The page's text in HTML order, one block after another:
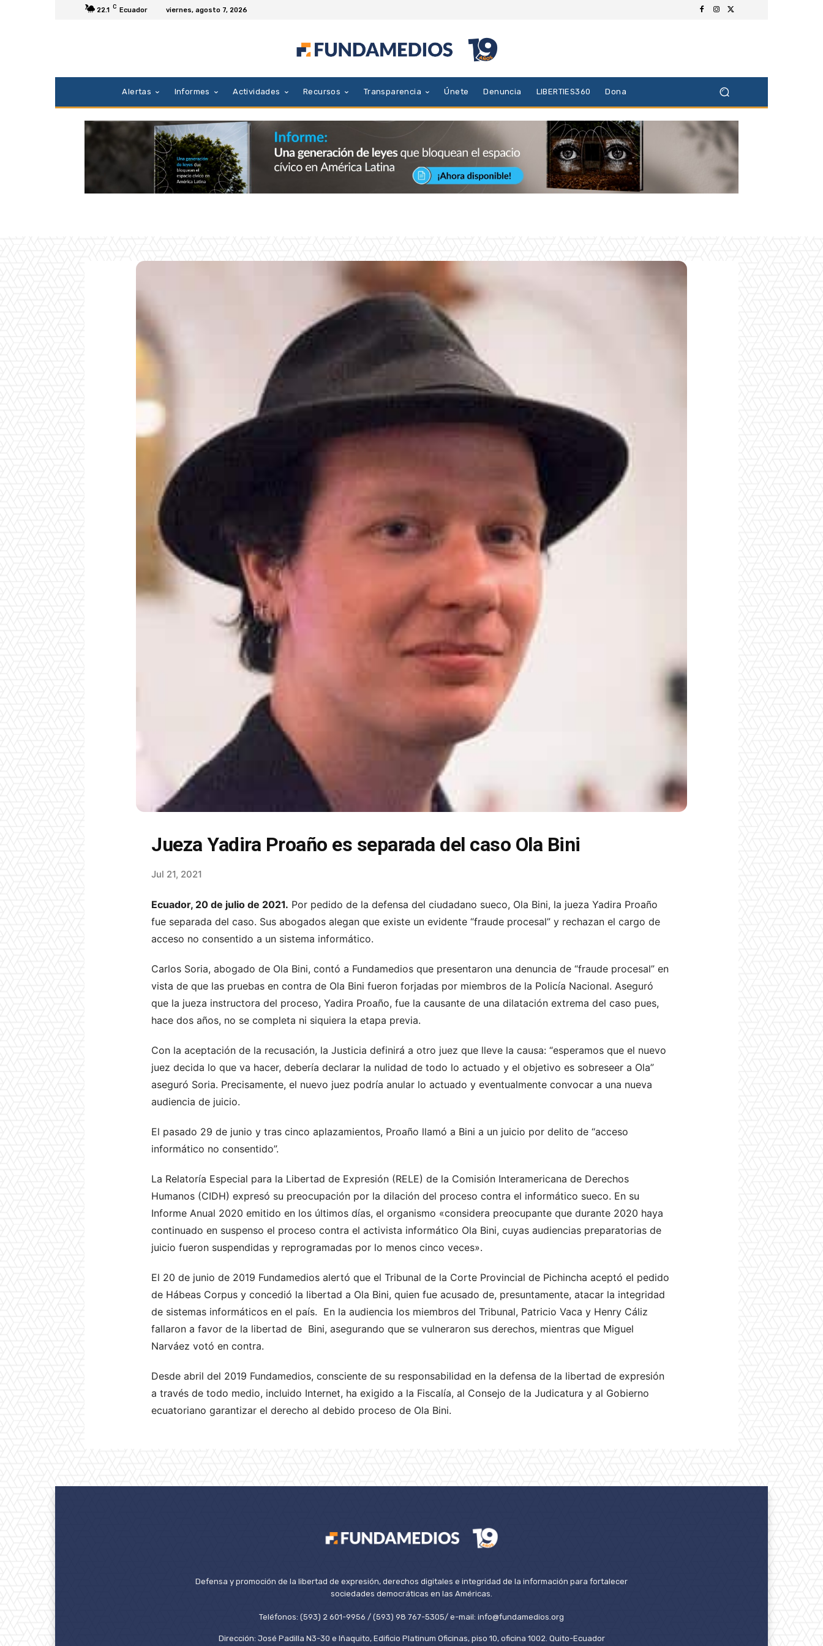
22.1 C Ecuador viernes, agosto 7, 2026
Alertas Informes Actividades Recursos Transparencia Únete Denuncia LIBERTIES360 Dona
Jueza Yadira Proaño es separada del caso Ola Bini
Jul 21, 2021
Ecuador, 20 de julio de 2021. Por pedido de la defensa del ciudadano sueco, Ola Bini, la jueza Yadira Proaño
fue separada del caso. Sus abogados alegan que existe un evidente “fraude procesal” y rechazan el cargo de
acceso no consentido a un sistema informático.
Carlos Soria, abogado de Ola Bini, contó a Fundamedios que presentaron una denuncia de “fraude procesal” en
vista de que las pruebas en contra de Ola Bini fueron forjadas por miembros de la Policía Nacional. Aseguró
que la jueza instructora del proceso, Yadira Proaño, fue la causante de una dilatación extrema del caso pues,
hace dos años, no se completa ni siquiera la etapa previa.
Con la aceptación de la recusación, la Justicia definirá a otro juez que lleve la causa: “esperamos que el nuevo
juez decida lo que va hacer, debería declarar la nulidad de todo lo actuado y el objetivo es sobreseer a Ola”
aseguró Soria. Precisamente, el nuevo juez podría anular lo actuado y eventualmente convocar a una nueva
audiencia de juicio.
El pasado 29 de junio y tras cinco aplazamientos, Proaño llamó a Bini a un juicio por delito de “acceso
informático no consentido”.
La Relatoría Especial para la Libertad de Expresión (RELE) de la Comisión Interamericana de Derechos
Humanos (CIDH) expresó su preocupación por la dilación del proceso contra el informático sueco. En su
Informe Anual 2020 emitido en los últimos días, el organismo «considera preocupante que durante 2020 haya
continuado en suspenso el proceso contra el activista informático Ola Bini, cuyas audiencias preparatorias de
juicio fueron suspendidas y reprogramadas por lo menos cinco veces».
El 20 de junio de 2019 Fundamedios alertó que el Tribunal de la Corte Provincial de Pichincha aceptó el pedido
de Hábeas Corpus y concedió la libertad a Ola Bini, quien fue acusado de, presuntamente, atacar la integridad
de sistemas informáticos en el país. En la audiencia los miembros del Tribunal, Patricio Vaca y Henry Cáliz
fallaron a favor de la libertad de Bini, asegurando que se vulneraron sus derechos, mientras que Miguel
Narváez votó en contra.
Desde abril del 2019 Fundamedios, consciente de su responsabilidad en la defensa de la libertad de expresión
a través de todo medio, incluido Internet, ha exigido a la Fiscalía, al Consejo de la Judicatura y al Gobierno
ecuatoriano garantizar el derecho al debido proceso de Ola Bini.
Defensa y promoción de la libertad de expresión, derechos digitales e integridad de la información para fortalecer
sociedades democráticas en las Américas.
Teléfonos: (593) 2 601-9956 / (593) 98 767-5305/ e-mail: info@fundamedios.org
Dirección: José Padilla N3-30 e Iñaquito, Edificio Platinum Oficinas, piso 10, oficina 1002. Quito-Ecuador